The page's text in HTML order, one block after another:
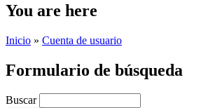
You are here
Inicio » Cuenta de usuario
Formulario de búsqueda
Buscar